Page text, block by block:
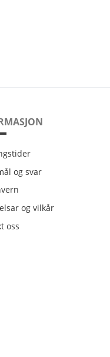
og svar
og vilkår
og vilkår
oss
oss